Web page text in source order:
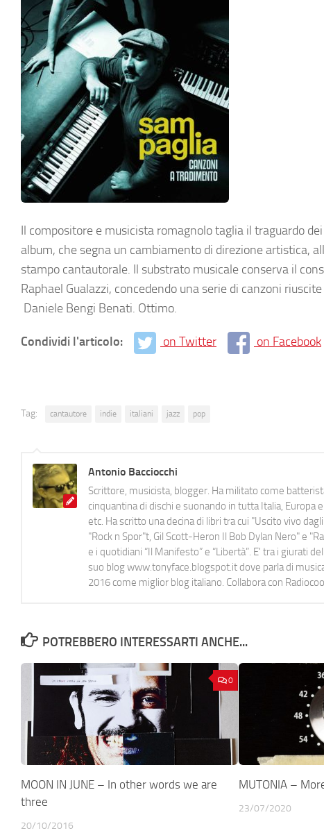
Il compositore e musicista romagnolo taglia il traguardo
album, che segna un cambiamento di direzione artistica,
stampo cantautorale. Il substrato musicale conserva il
Raphael Gualazzi, concedendo una serie di canzoni
Daniele Bengi Benati. Ottimo.
Condividi l'articolo: on Twitter on Facebook
Tag: cantautore indie italiani jazz pop
Antonio Bacciocchi
Scrittore, musicista, blogger. Ha militato come
cinquantina di dischi e suonando in tutta Italia, Europa
etc. Ha scritto una decina di libri tra cui "Uscito vivo
"Rock n Spor"t, Gil Scott-Heron Il Bob Dylan Nero" e
e i quotidiani “Il Manifesto” e “Libertà”. E' tra i giurati
suo blog www.tonyface.blogspot.it dove parla di
2016 come miglior blog italiano. Collabora con
POTREBBERO INTERESSARTI ANCHE...
0
MOON IN JUNE – In other words we are
three
20/10/2016
MUTONIA –
23/07/2020